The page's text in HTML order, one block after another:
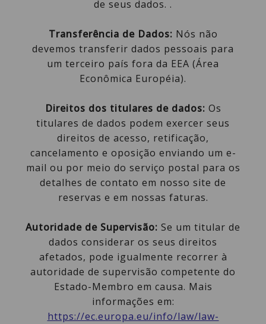
de seus dados. .
Transferência de Dados: Nós não
devemos transferir dados pessoais para
um terceiro país fora da EEA (Área
Econômica Européia).
Direitos dos titulares de dados: Os
titulares de dados podem exercer seus
direitos de acesso, retificação,
cancelamento e oposição enviando um e-
mail ou por meio do serviço postal para os
detalhes de contato em nosso site de
reservas e em nossas faturas.
Autoridade de Supervisão: Se um titular de
dados considerar os seus direitos
afetados, pode igualmente recorrer à
autoridade de supervisão competente do
Estado-Membro em causa. Mais
informações em:
https://ec.europa.eu/info/law/law-